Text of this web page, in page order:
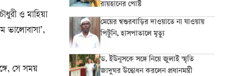
ও মাহিয়া
ভালোবাসা’,
সে সময়
রায়হানের পোস্ট
মেয়ের শ্বশুরবাড়ির দাওয়াতে না যাওয়ায়
পিটুনি, হাসপাতালে মৃত্যু
ড. ইউনূসকে সঙ্গে নিয়ে জুলাই স্মৃতি
জাদুঘর উদ্বোধন করলেন প্রধানমন্ত্রী